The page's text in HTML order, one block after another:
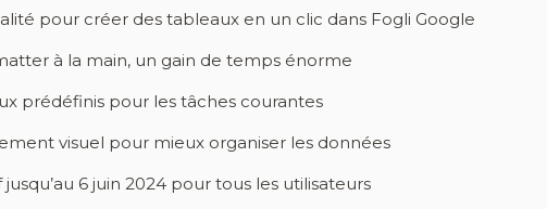
pour créer des tableaux en un clic dans Fogli Google
à la main, un gain de temps énorme
prédéfinis pour les tâches courantes
visuel pour mieux organiser les données
6 juin 2024 pour tous les utilisateurs